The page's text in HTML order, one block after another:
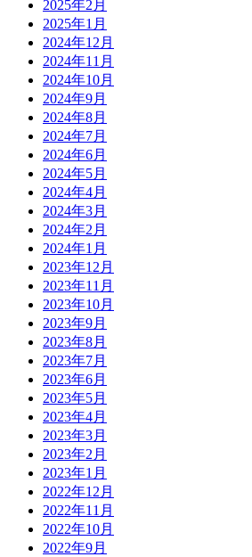
2025年2月
2025年1月
2024年12月
2024年11月
2024年10月
2024年9月
2024年8月
2024年7月
2024年6月
2024年5月
2024年4月
2024年3月
2024年2月
2024年1月
2023年12月
2023年11月
2023年10月
2023年9月
2023年8月
2023年7月
2023年6月
2023年5月
2023年4月
2023年3月
2023年2月
2023年1月
2022年12月
2022年11月
2022年10月
2022年9月